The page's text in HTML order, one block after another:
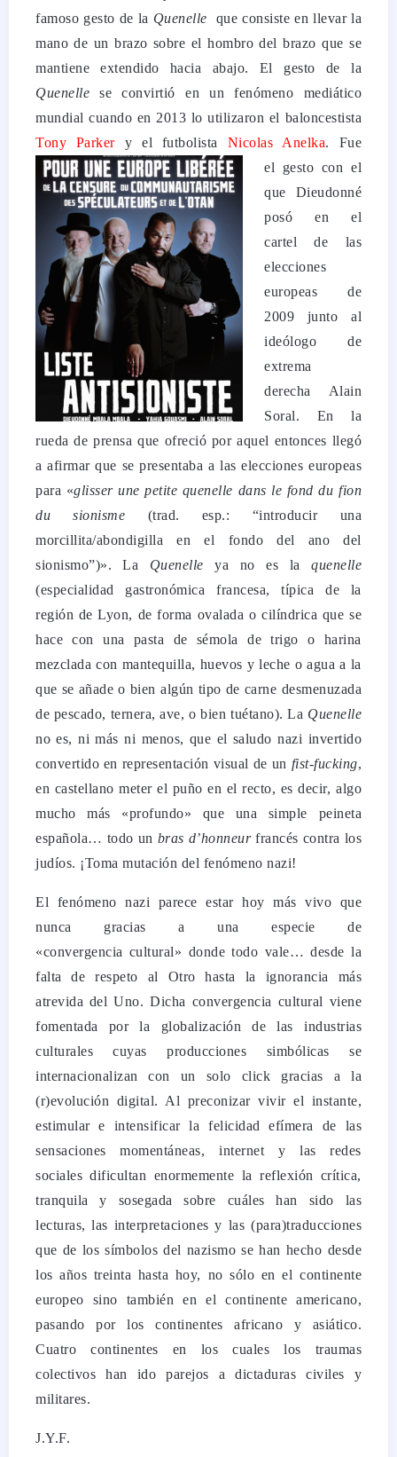
famoso gesto de la Quenelle que consiste en llevar la
mano de un brazo sobre el hombro del brazo que se
mantiene extendido hacia abajo. El gesto de la
Quenelle se convirtió en un fenómeno mediático
mundial cuando en 2013 lo utilizaron el baloncestista
Tony Parkery el futbolista Nicolas Anelka. Fue
el gesto con el
que Dieudonné
posó en el
cartel de las
elecciones
europeas de
2009 junto al
ideólogo de
extrema
derecha Alain
Soral. En la
rueda de prensa que ofreció por aquel entonces llegó
a afirmar que se presentaba a las elecciones europeas
para «glisser une petite quenelle dans le fond du fion
du sionisme (trad. esp.: “introducir una
morcillita/abondigilla en el fondo del ano del
sionismo”)». La Quenelle ya no es laquenelle
(especialidad gastronómica francesa, típica de la
región de Lyon, de forma ovalada o cilíndrica que se
hace con una pasta de sémola de trigo o harina
mezclada con mantequilla, huevos y leche o agua a la
que se añade o bien algún tipo de carne desmenuzada
de pescado, ternera, ave, o bien tuétano). La Quenelle
no es, ni más ni menos, que el saludo nazi invertido
convertido en representación visual de un fist-fucking,
en castellano meter el puño en el recto, es decir, algo
mucho más «profundo» que una simple peineta
española… todo un bras d’honneurfrancés contra los
judíos. ¡Toma mutación del fenómeno nazi!
El fenómeno nazi parece estar hoy más vivo que
nunca gracias a una especie de
«convergencia cultural» donde todo vale… desde la
falta de respeto al Otro hasta la ignorancia más
atrevida del Uno. Dicha convergencia cultural viene
fomentada por la globalización de las industrias
culturales cuyas producciones simbólicas se
internacionalizan con un solo click gracias a la
(r)evolución digital. Al preconizar vivir el instante,
estimular e intensificar la felicidad efímera de las
sensaciones momentáneas, internet y las redes
sociales dificultan enormemente la reflexión crítica,
tranquila y sosegada sobre cuáles han sido las
lecturas, las interpretaciones y las (para)traducciones
que de los símbolos del nazismo se han hecho desde
los años treinta hasta hoy, no sólo en el continente
europeo sino también en el continente americano,
pasando por los continentes africano y asiático.
Cuatro continentes en los cuales los traumas
colectivos han ido parejos a dictaduras civiles y
militares.
J.Y.F.